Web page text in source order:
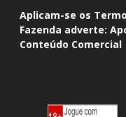
Aplicam-se os
Fazenda adverte:
Conteúdo Comercial